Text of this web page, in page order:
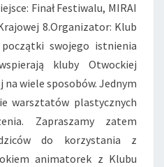
Finał Festiwalu, MIRAI
8.Organizator: Klub
swojego istnienia
kluby Otwockiej
na wiele sposobów. Jednym
warsztatów plastycznych
Zapraszamy zatem
do korzystania z
animatorek z Klubu